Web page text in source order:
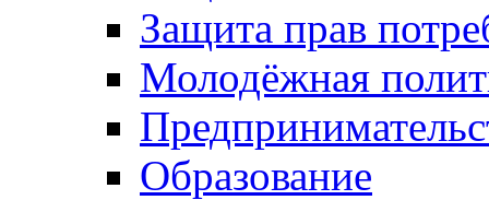
Защита прав
Молодёжная
Образование